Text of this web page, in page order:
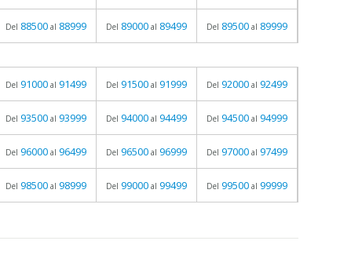
Del 88500 al 88999 Del 89000 al 89499 Del 89500 al 89999
Del 91000 al 91499 Del 91500 al 91999 Del 92000 al 92499
Del 93500 al 93999 Del 94000 al 94499 Del 94500 al 94999
Del 96000 al 96499 Del 96500 al 96999 Del 97000 al 97499
Del 98500 al 98999 Del 99000 al 99499 Del 99500 al 99999